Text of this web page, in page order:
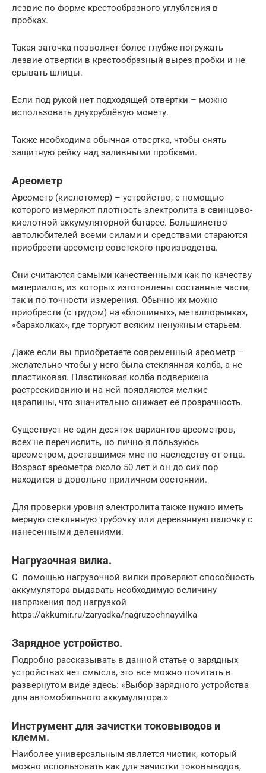
лезвие по форме крестообразного углубления в
пробках.
Такая заточка позволяет более глубже погружать
лезвие отвертки в крестообразный вырез пробки и не
срывать шлицы.
Если под рукой нет подходящей отвертки – можно
использовать двухрублёвую монету.
Также необходима обычная отвертка, чтобы снять
защитную рейку над заливными пробками.
Ареометр
Ареометр (кислотомер) – устройство, с помощью
которого измеряют плотность электролита в свинцово-
кислотной аккумуляторной батарее. Большинство
автолюбителей всеми силами и средствами стараются
приобрести ареометр советского производства.
Они считаются самыми качественными как по качеству
материалов, из которых изготовлены составные части,
так и по точности измерения. Обычно их можно
приобрести (с трудом) на «блошиных», металлорынках,
«барахолках», где торгуют всяким ненужным старьем.
Даже если вы приобретаете современный ареометр –
желательно чтобы у него была стеклянная колба, а не
пластиковая. Пластиковая колба подвержена
растрескиванию и на ней появляются мелкие
царапины, что значительно снижает её прозрачность.
Существует не один десяток вариантов ареометров,
всех не перечислить, но лично я пользуюсь
ареометром, доставшимся мне по наследству от отца.
Возраст ареометра около 50 лет и он до сих пор
находится в довольно приличном состоянии.
Для проверки уровня электролита также нужно иметь
мерную стеклянную трубочку или деревянную палочку с
нанесенными делениями.
Нагрузочная вилка.
С помощью нагрузочной вилки проверяют способность
аккумулятора выдавать необходимую величину
напряжения под нагрузкой
https://akkumir.ru/zaryadka/nagruzochnayvilka
Зарядное устройство.
Подробно рассказывать в данной статье о зарядных
устройствах нет смысла, это все можно почитать в
развернутом виде здесь: «Выбор зарядного устройства
для автомобильного аккумулятора.»
Инструмент для зачистки токовыводов и
клемм.
Наиболее универсальным является чистик, который
можно использовать как для зачистки токовыводов,